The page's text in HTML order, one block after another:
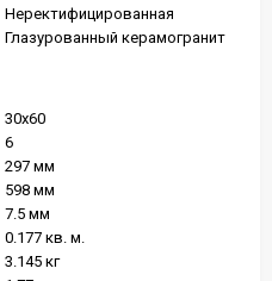
Неректифицированная
Глазурованный керамогранит
30x60
6
297 мм
598 мм
7.5 мм
0.177 кв. м.
3.145 кг